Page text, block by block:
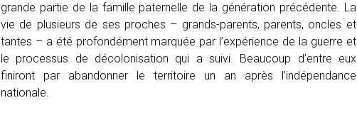
grande partie de la famille paternelle de la génération précédente. La
vie de plusieurs de ses proches – grands-parents, parents, oncles et
tantes – a été profondément marquée par l’expérience de la guerre et
le processus de décolonisation qui a suivi. Beaucoup d’entre eux
finiront par abandonner le territoire un an après l’indépendance
nationale.